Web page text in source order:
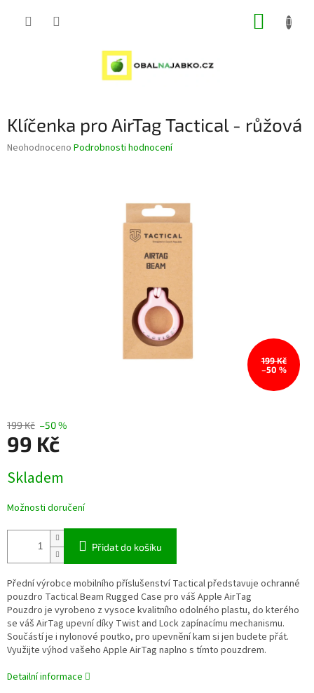
Klíčenka pro AirTag Tactical - růžová
Průměrné
Neohodnoceno Podrobnosti hodnocení
199 Kč
–50 %
199 Kč –50 %
99 Kč
cena:
Skladem
Možnosti doručení
Přidat do košíku
Přední výrobce mobilního příslušenství Tactical představuje ochranné
pouzdro Tactical Beam Rugged Case pro váš Apple AirTag
Pouzdro je vyrobeno z vysoce kvalitního odolného plastu, do kterého
se váš AirTag upevní díky Twist and Lock zapínacímu mechanismu.
Součástí je i nylonové poutko, pro upevnění kam si jen budete přát.
Využijte výhod vašeho Apple AirTag naplno s tímto pouzdrem.
Detailní informace